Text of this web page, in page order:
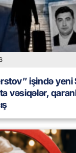
işində yeni
vəsiqələr,